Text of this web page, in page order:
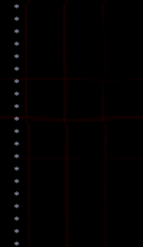
*
*
*
*
*
*
*
*
*
*
*
*
*
*
*
*
*
*
*
*